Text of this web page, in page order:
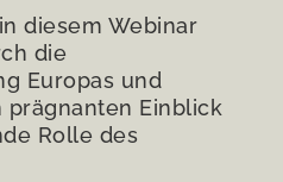
diesem Webinar
die
Europas und
Einblick
Rolle des